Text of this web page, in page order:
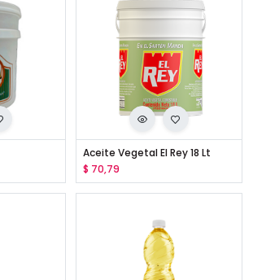
Aceite Vegetal El Rey 18 Lt
$ 70,79